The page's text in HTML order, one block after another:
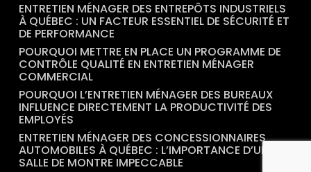
ENTRETIEN MÉNAGER DES ENTREPÔTS INDUSTRIELS
À QUÉBEC : UN FACTEUR ESSENTIEL DE SÉCURITÉ ET
DE PERFORMANCE
POURQUOI METTRE EN PLACE UN PROGRAMME DE
CONTRÔLE QUALITÉ EN ENTRETIEN MÉNAGER
COMMERCIAL
POURQUOI L’ENTRETIEN MÉNAGER DES BUREAUX
INFLUENCE DIRECTEMENT LA PRODUCTIVITÉ DES
EMPLOYÉS
ENTRETIEN MÉNAGER DES CONCESSIONNAIRES
AUTOMOBILES À QUÉBEC : L’IMPORTANCE D’UNE
SALLE DE MONTRE IMPECCABLE